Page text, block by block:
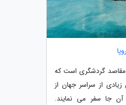
مقاصد گردشگری است که
زیادی از سراسر جهان از
آن جا سفر می نمایند.